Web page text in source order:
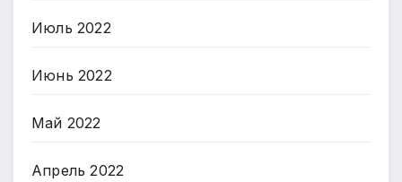
Июль 2022
Июнь 2022
Май 2022
Апрель 2022